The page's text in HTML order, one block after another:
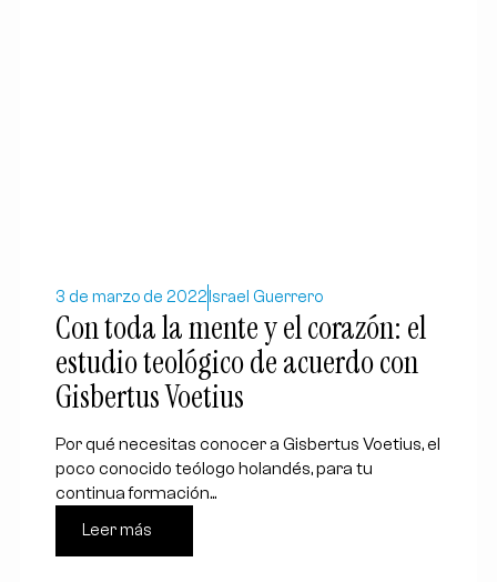
3 de marzo de 2022 Israel Guerrero
Con toda la mente y el corazón: el
estudio teológico de acuerdo con
Gisbertus Voetius
Por qué necesitas conocer a Gisbertus Voetius, el
poco conocido teólogo holandés, para tu
continua formación...
Leer más